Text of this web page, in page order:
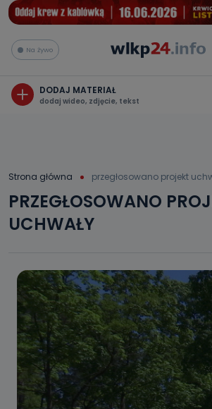
Na żywo
DODAJ MATERIAŁ
dodaj wideo, zdjęcie, tekst
Strona główna przegłosowano projekt
PRZEGŁOSOWANO
UCHWAŁY